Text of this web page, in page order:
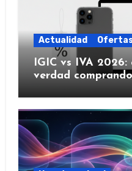
Actualidad
IGIC vs IVA
verdad